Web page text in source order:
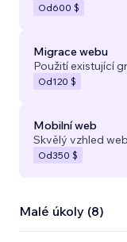
Od600 $
Migrace webu
Použití existující
Od120 $
Mobilní web
Skvělý vzhled
Od350 $
Malé úkoly (8)